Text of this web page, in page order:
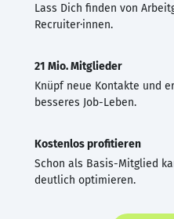
Lass Dich finden von
Recruiter·innen.
21 Mio. Mitglieder
Knüpf neue Kontakte und
besseres Job-Leben.
Kostenlos profitieren
Schon als Basis-Mitglied
deutlich optimieren.